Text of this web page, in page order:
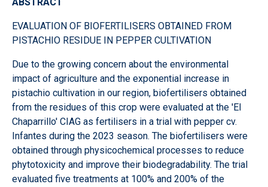
ABSTRACT
EVALUATION OF BIOFERTILISERS OBTAINED FROM
PISTACHIO RESIDUE IN PEPPER CULTIVATION
Due to the growing concern about the environmental
impact of agriculture and the exponential increase in
pistachio cultivation in our region, biofertilisers obtained
from the residues of this crop were evaluated at the 'El
Chaparrillo' CIAG as fertilisers in a trial with pepper cv.
Infantes during the 2023 season. The biofertilisers were
obtained through physicochemical processes to reduce
phytotoxicity and improve their biodegradability. The trial
evaluated five treatments at 100% and 200% of the